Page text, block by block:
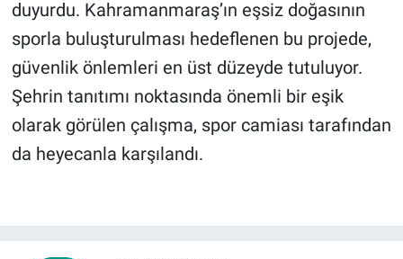
duyurdu. Kahramanmaraş’ın eşsiz doğasının
sporla buluşturulması hedeflenen bu projede,
güvenlik önlemleri en üst düzeyde tutuluyor.
Şehrin tanıtımı noktasında önemli bir eşik
olarak görülen çalışma, spor camiası tarafından
da heyecanla karşılandı.